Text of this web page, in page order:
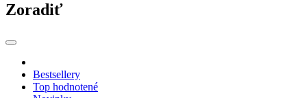
Zoradiť
Bestsellery
Top hodnotené